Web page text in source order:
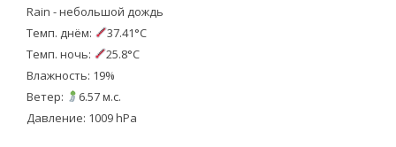
Rain - небольшой дождь
Темп. днём:
37.41°C
Темп. ночь:
25.8°C
Влажность: 19%
Ветер:
6.57 м.с.
Давление: 1009 hPa